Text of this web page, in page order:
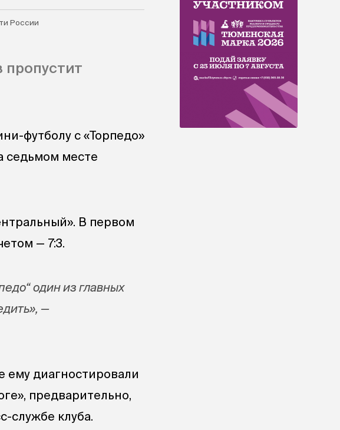
России
футболу с «Торпедо»
седьмом месте
В первом
— 7:3.
один из главных
—
ему диагностировали
предварительно,
службе клуба.